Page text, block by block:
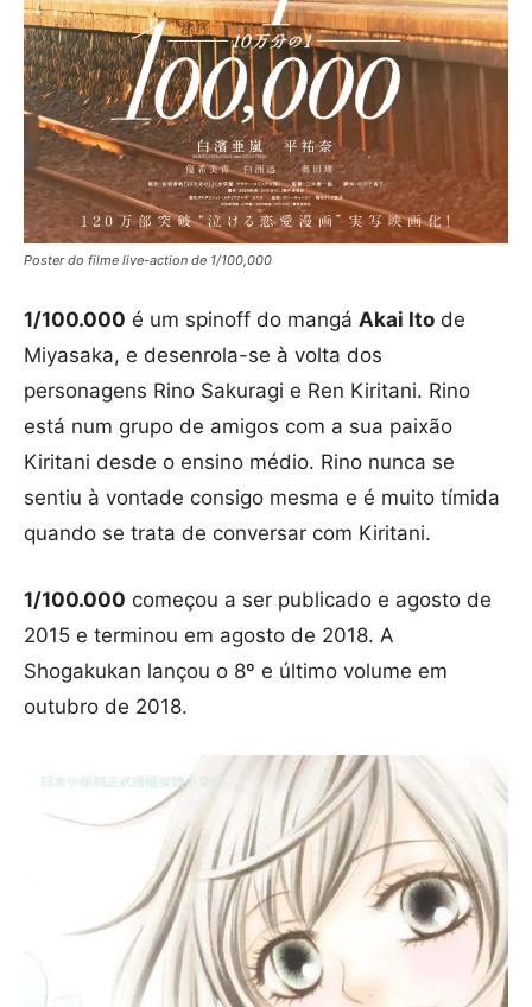
Poster do filme live-action de 1/100,000
1/100.000 é um spinoff do mangá Akai Ito de
Miyasaka, e desenrola-se à volta dos
personagens Rino Sakuragi e Ren Kiritani. Rino
está num grupo de amigos com a sua paixão
Kiritani desde o ensino médio. Rino nunca se
sentiu à vontade consigo mesma e é muito tímida
quando se trata de conversar com Kiritani.
1/100.000 começou a ser publicado e agosto de
2015 e terminou em agosto de 2018. A
Shogakukan lançou o 8º e último volume em
outubro de 2018.